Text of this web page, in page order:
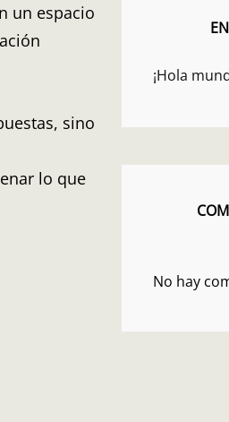
un espacio
sino
lo que
¡Hola
No hay